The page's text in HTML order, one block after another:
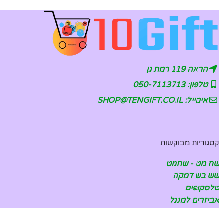
הראה 119 רמת גן
טלפון: 050-7113713
אימייל: SHOP@TENGIFT.CO.IL
קטגוריות מבוקשות
שח מט - שחמט
שש בש דמקה
טלסקופים
אביזרים למנגל